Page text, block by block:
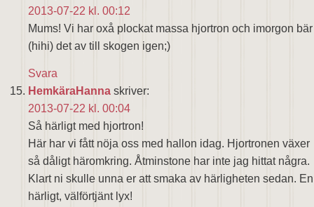
2013-07-22 kl. 00:12
Mums! Vi har oxå plockat massa hjortron och imorgon bär
(hihi) det av till skogen igen;)
Svara
HemkäraHanna skriver:
2013-07-22 kl. 00:04
Så härligt med hjortron!
Här har vi fått nöja oss med hallon idag. Hjortronen växer
så dåligt häromkring. Åtminstone har inte jag hittat några.
Klart ni skulle unna er att smaka av härligheten sedan. En
härligt, välförtjänt lyx!